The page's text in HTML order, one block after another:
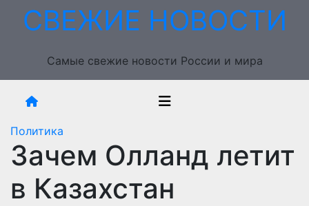
ПерейтиСВЕЖИЕ НОВОСТИ
Самые свежие новости России и мира
Политика
Зачем Олланд летит
в Казахстан